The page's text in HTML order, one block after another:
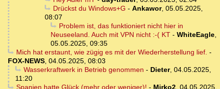
Drückst du Windows+G - Ankawor, 05.05.2025,
08:07
Problem ist, das funktioniert nicht hier in
Neuseeland. Auch mit VPN nicht :-( KT - WhiteEagle,
05.05.2025, 09:35
Mich hat erstaunt, wie zügig es mit der Wiederherstellung lief. -
FOX-NEWS, 04.05.2025, 08:03
Wasserkraftwerk in Betrieb genommen - Dieter, 04.05.2025,
11:20
Spanien hatte Glück (mehr oder weniger)! - Mirko2, 04.05.2025,